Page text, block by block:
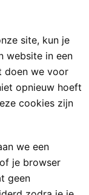
site, kun je
website in een
doen we voor
opnieuw hoeft
cookies zijn
we een
je browser
geen